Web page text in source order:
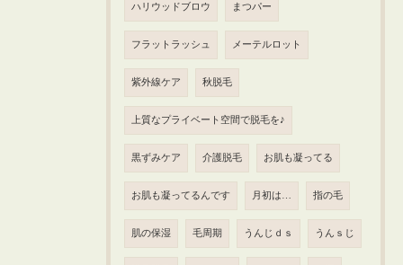
ハリウッドブロウ まつパー
フラットラッシュ メーテルロット
紫外線ケア 秋脱毛
上質なプライベート空間で脱毛を♪
黒ずみケア 介護脱毛 お肌も凝ってる
お肌も凝ってるんです 月初は… 指の毛
肌の保湿 毛周期 うんじｄｓ うんｓじ